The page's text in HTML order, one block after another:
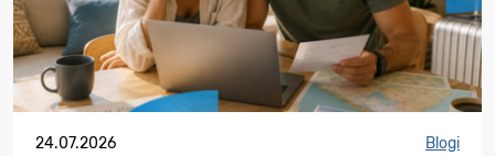
24.07.2026 Blogi